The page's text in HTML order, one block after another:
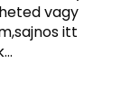
vagy
itt